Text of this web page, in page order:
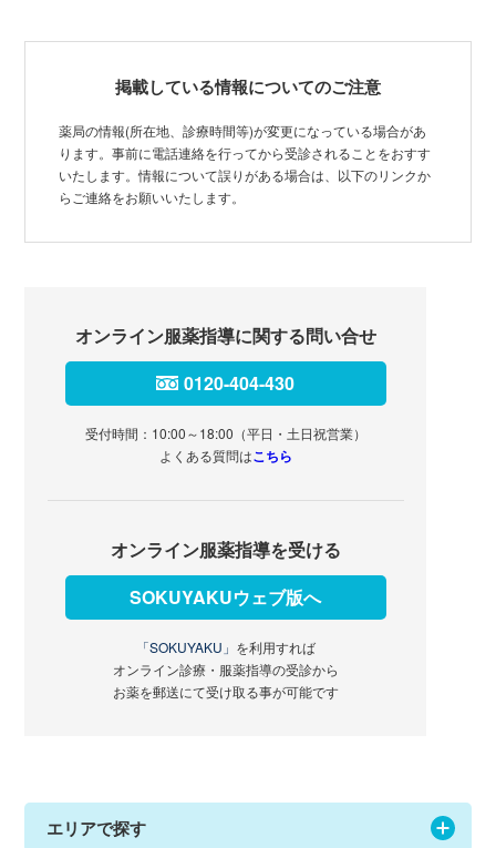
掲載している情報についてのご注意
薬局の情報(所在地、診療時間等)が変更になっている場合があ
ります。事前に電話連絡を行ってから受診されることをおすす
いたします。情報について誤りがある場合は、以下のリンクか
らご連絡をお願いいたします。
オンライン服薬指導に関する問い合せ
0120-404-430
受付時間：10:00～18:00（平日・土日祝営業）
よくある質問はこちら
オンライン服薬指導を受ける
SOKUYAKUウェブ版へ
「SOKUYAKU」 を利用すれば
オンライン診療・服薬指導の受診から
お薬を郵送にて受け取る事が可能です
エリアで探す